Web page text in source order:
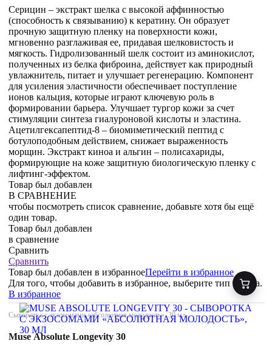
Серицин – экстракт шелка с высокой аффинностью
(способность к связыванию) к кератину. Он образует
прочную защитную пленку на поверхности кожи,
мгновенно разглаживая ее, придавая шелковистость и
мягкость. Гидролизованный шелк состоит из аминокислот,
полученных из белка фиброина, действует как природный
увлажнитель, питает и улучшает регенерацию. Компонент
для усиления эластичности обеспечивает поступление
ионов кальция, которые играют ключевую роль в
формировании барьера. Улучшает тургор кожи за счет
стимуляции синтеза гиалуроновой кислоты и эластина.
Ацетилгексапептид-8 – биомиметический пептид с
ботулоподобным действием, снижает выраженность
морщин. Экстракт киноа и альгин – полисахариды,
формирующие на коже защитную биологическую пленку с
лифтинг-эффектом.
Товар был добавлен
В СРАВНЕНИЕ
чтобы посмотреть список сравнение, добавьте хотя бы ещё
один товар.
Товар был добавлен
в сравнение
Сравнить
Сравнить
Товар был добавлен в избранноеПерейти в избранное
Для того, чтобы добавить в избранное, выберите тип товара.
В избранное
Сыворотка с экзосомами «абсолютная молодость», 30 мл
Muse Absolute Longevity 30